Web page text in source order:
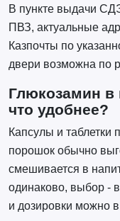
В пункте выдачи
ПВЗ, актуальные
Казпочты по
двери возможна по
Глюкозамин в
что удобнее?
Капсулы и таблетки
порошок обычно
смешивается в
одинаково, выбор -
и дозировки можно